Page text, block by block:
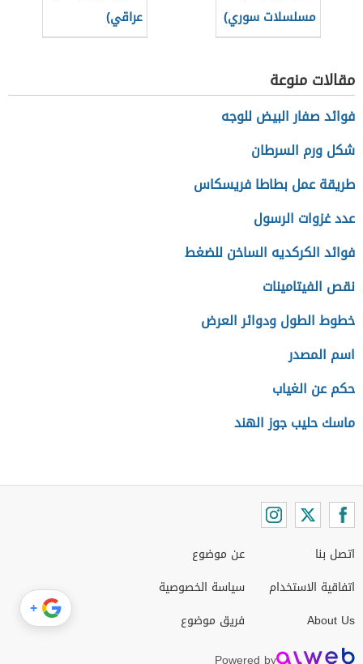
مسلسلات سوري)
عراقي)
مقالات منوعة
فوائد صفار البيض للوجه
شكل ورم السرطان
طريقة عمل بطاطا فريسكاس
عدد غزوات الرسول
فوائد الكركديه الساخن للضغط
نقص الفيتامينات
خطوط الطول ودوائر العرض
اسم المصدر
حكم عن الغياب
ماسك حليب جوز الهند
اتصل بنا
اتفاقية الاستخدام
About Us
عن موضوع
سياسة الخصوصية
فريق موضوع
+